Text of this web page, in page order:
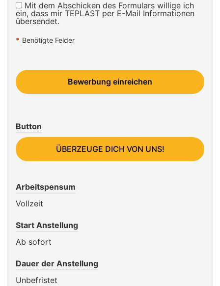
Mit dem Abschicken des Formulars willige ich
ein, dass mir TEPLAST per E-Mail Informationen
übersendet.
* Benötigte Felder
Bewerbung einreichen
Button
ÜBERZEUGE DICH VON UNS!
Arbeitspensum
Vollzeit
Start Anstellung
Ab sofort
Dauer der Anstellung
Unbefristet